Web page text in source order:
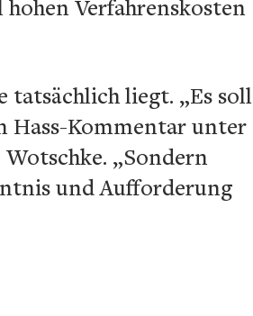
Verfahrenskosten
tatsächlich liegt. „Es soll
Hass-Kommentar unter
„Sondern
und Aufforderung